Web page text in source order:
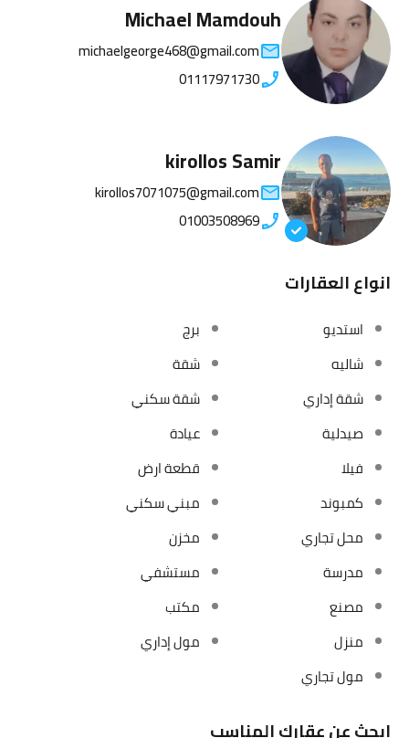
Michael Mamdouh
michaelgeorge468@gmail.com
01117971730
kirollos Samir
kirollos7071075@gmail.com
01003508969
انواع العقارات
استديو
برج
شاليه
شقة
شقة إداري
شقة سكني
صيدلية
عيادة
فيلا
قطعة ارض
كمبوند
مبني سكني
محل تجاري
مخزن
مدرسة
مستشفي
مصنع
مكتب
منزل
مول إداري
مول تجاري
ابحث عن عقارك المناسب